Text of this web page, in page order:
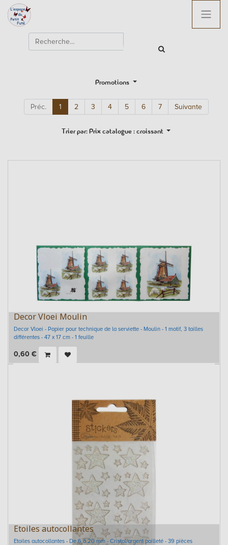
Promotions
Préc. 1 2 3 4 5 6 7 Suivante
Trier par: Prix catalogue : croissant
Decor Vloei Moulin
Decor Vloei - Papier pour technique de la serviette - Moulin - 1 motif, 3 tailles
différentes - 47 x 17 cm - 1 feuille
0,60 €
Etoiles autocollantes
Etoiles autocollantes - De 6 à 20 mm - Cristal/argent pailleté - 39 pièces